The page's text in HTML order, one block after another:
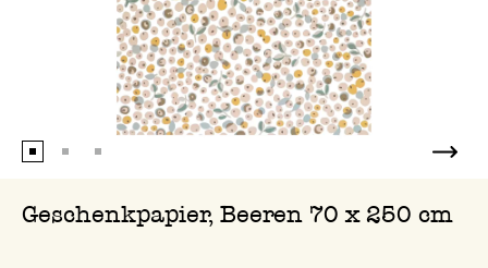
Geschenkpapier, Beeren 70 x 250 cm